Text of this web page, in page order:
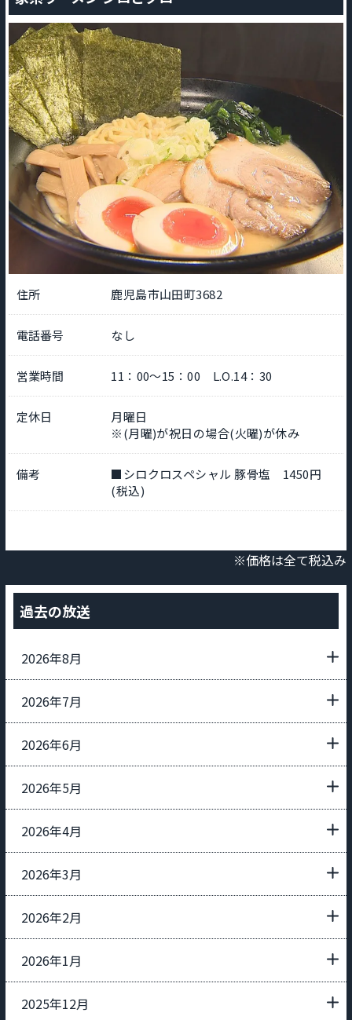
住所 鹿児島市山田町3682
電話番号 なし
営業時間 11：00～15：00 L.O.14：30
定休日
月曜日
※(月曜)が祝日の場合(火曜)が休み
備考
■シロクロスペシャル 豚骨塩 1450円
(税込)
※価格は全て税込み
過去の放送
2026年8月
2026年7月
2026年6月
2026年5月
2026年4月
2026年3月
2026年2月
2026年1月
2025年12月